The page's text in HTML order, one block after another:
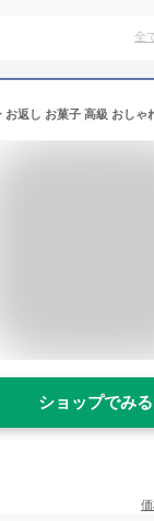
全
ショップでみる